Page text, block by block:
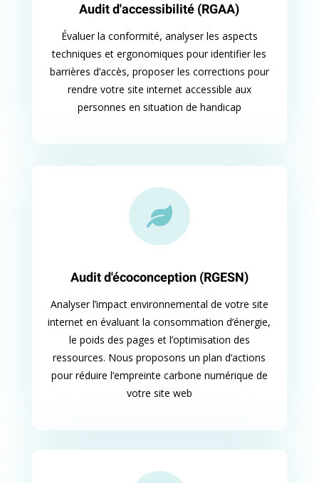
Audit d'accessibilité (RGAA)
Évaluer la conformité, analyser les aspects
techniques et ergonomiques pour identifier les
barrières d’accès, proposer les corrections pour
rendre votre site internet accessible aux
personnes en situation de handicap

Audit d'écoconception (RGESN)
Analyser l’impact environnemental de votre site
internet en évaluant la consommation d’énergie,
le poids des pages et l’optimisation des
ressources. Nous proposons un plan d’actions
pour réduire l’empreinte carbone numérique de
votre site web